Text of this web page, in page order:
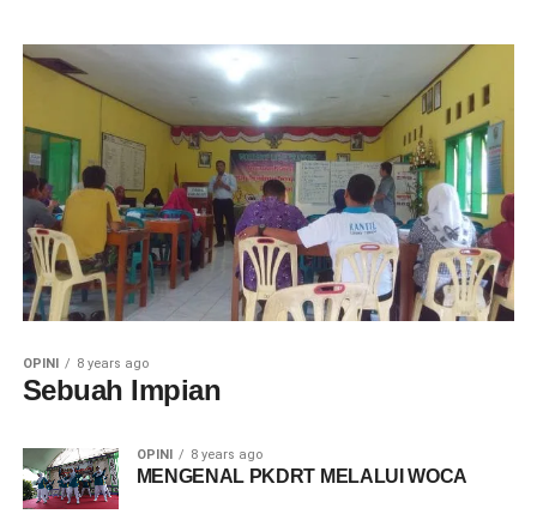
OPINI 8 years ago
Sebuah Impian
OPINI 8 years ago
MENGENAL PKDRT MELALUI WOCA